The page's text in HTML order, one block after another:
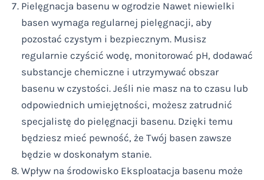
Pielęgnacja basenu w ogrodzie Nawet niewielki
basen wymaga regularnej pielęgnacji, aby
pozostać czystym i bezpiecznym. Musisz
regularnie czyścić wodę, monitorować pH, dodawać
substancje chemiczne i utrzymywać obszar
basenu w czystości. Jeśli nie masz na to czasu lub
odpowiednich umiejętności, możesz zatrudnić
specjalistę do pielęgnacji basenu. Dzięki temu
będziesz mieć pewność, że Twój basen zawsze
będzie w doskonałym stanie.
Wpływ na środowisko Eksploatacja basenu może